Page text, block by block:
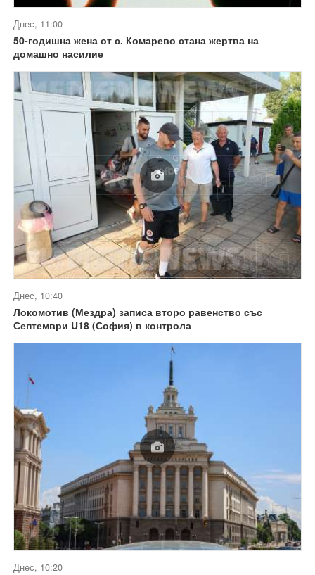
Днес, 11:00
50-годишна жена от с. Комарево стана жертва на
домашно насилие
Днес, 10:40
Локомотив (Мездра) записа второ равенство със
Септември U18 (София) в контрола
Днес, 10:20